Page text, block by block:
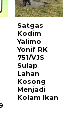
Satgas
Kodim
Yalimo
Yonif RK
751/VJS
Sulap
Lahan
Kosong
Menjadi
Kolam Ikan